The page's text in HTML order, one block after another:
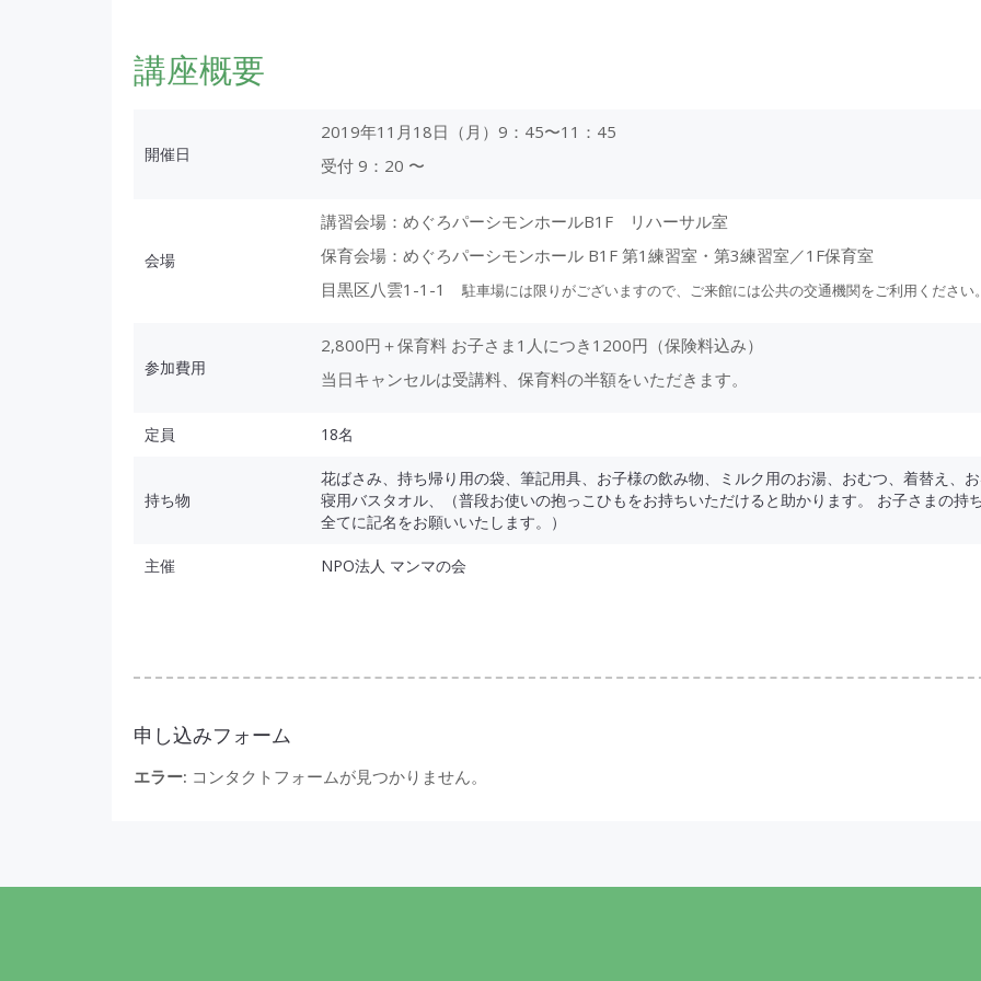
講座概要
開催日
2019年11月18日（月）9：45〜11：45
受付 9：20 〜
会場
講習会場：めぐろパーシモンホールB1F リハーサル室
保育会場：めぐろパーシモンホール B1F 第1練習室・第3練習室／1F保育室
目黒区八雲1-1-1 駐車場には限りがございますので、ご来館には公共の交通機関をご利用ください
参加費用
2,800円＋保育料 お子さま1人につき1200円（保険料込み）
当日キャンセルは受講料、保育料の半額をいただきます。
定員 18名
持ち物
花ばさみ、持ち帰り用の袋、筆記用具、お子様の飲み物、ミルク用のお湯、おむつ、着替え、
寝用バスタオル、（普段お使いの抱っこひもをお持ちいただけると助かります。 お子さまの持
全てに記名をお願いいたします。）
主催 NPO法人 マンマの会
申し込みフォーム
エラー: コンタクトフォームが見つかりません。